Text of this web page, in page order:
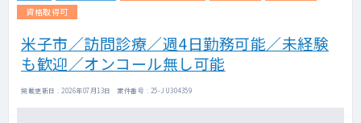
資格取得可
米子市／訪問診療／週4日勤務可能／未経験
も歓迎／オンコール無し可能
掲載更新日 : 2026年07月13日 案件番号 : 25-JU304359